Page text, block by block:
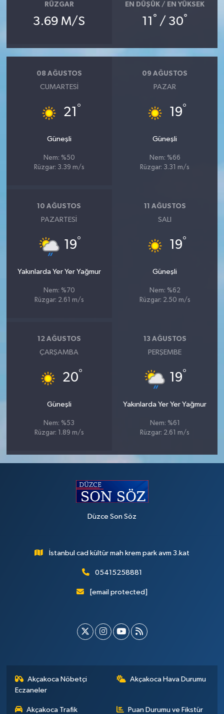
RÜZGAR
3.69 M/S
EN DÜŞÜK / EN YÜKSEK
11 ° / 30°
08 AĞUSTOS
CUMARTESI
21 °
Güneşli
Nem: %50
Rüzgar: 3.39 m/s
09 AĞUSTOS
PAZAR
19°
Güneşli
Nem: %66
Rüzgar: 3.31 m/s
10 AĞUSTOS
PAZARTESI
19°
Yakınlarda Yer Yer Yağmur
Nem: %70
Rüzgar: 2.61 m/s
11 AĞUSTOS
SALI
19°
Güneşli
Nem: %62
Rüzgar: 2.50 m/s
12 AĞUSTOS
ÇARŞAMBA
20°
Güneşli
Nem: %53
Rüzgar: 1.89 m/s
13 AĞUSTOS
PERŞEMBE
19°
Yakınlarda Yer Yer Yağmur
Nem: %61
Rüzgar: 2.61 m/s
Düzce Son Söz
İstanbul cad kültür mah krem park avm 3.kat
05415258881
[email protected]
Akçakoca Nöbetçi
Eczaneler
Akçakoca Hava Durumu
Akçakoca Trafik Puan Durumu ve Fikstür